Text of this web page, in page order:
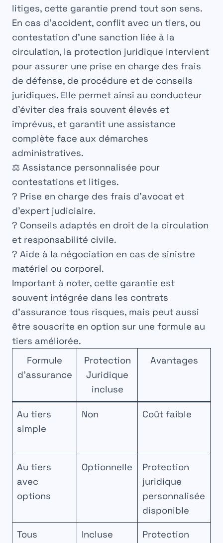
litiges, cette garantie prend tout son sens.
En cas d’accident, conflit avec un tiers, ou
contestation d’une sanction liée à la
circulation, la protection juridique intervient
pour assurer une prise en charge des frais
de défense, de procédure et de conseils
juridiques. Elle permet ainsi au conducteur
d’éviter des frais souvent élevés et
imprévus, et garantit une assistance
complète face aux démarches
administratives.
⚖️ Assistance personnalisée pour
contestations et litiges.
? Prise en charge des frais d’avocat et
d’expert judiciaire.
? Conseils adaptés en droit de la circulation
et responsabilité civile.
? Aide à la négociation en cas de sinistre
matériel ou corporel.
Important à noter, cette garantie est
souvent intégrée dans les contrats
d’assurance tous risques, mais peut aussi
être souscrite en option sur une formule au
tiers améliorée.
Formule
d’assurance
Protection
Juridique
incluse
Avantages
Au tiers
simple
Non Coût faible
Au tiers
avec
options
Optionnelle
Protection
juridique
personnalisée
disponible
Tous
Incluse
Protection